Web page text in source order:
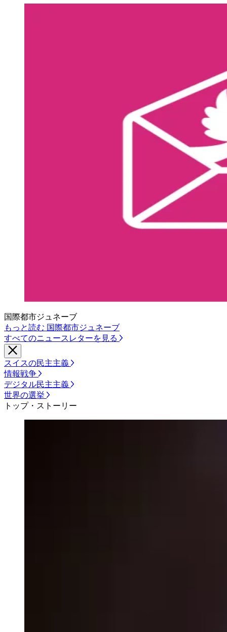
国際都市ジュネーブ
もっと読む 国際都市ジュネーブ
すべてのニュースレターを見る
スイスの民主主義
情報戦争
デジタル民主主義
世界の選挙
トップ・ストーリー